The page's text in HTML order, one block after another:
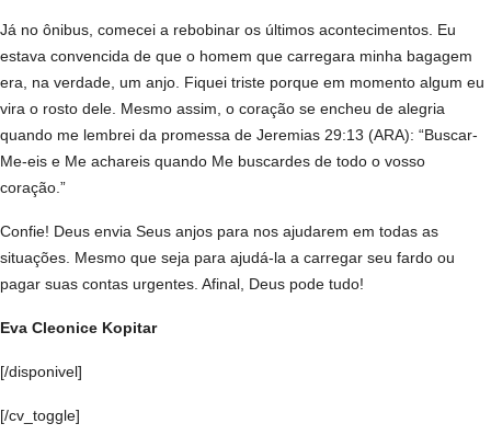
Já no ônibus, comecei a rebobinar os últimos acontecimentos. Eu
estava convencida de que o homem que carregara minha bagagem
era, na verdade, um anjo. Fiquei triste porque em momento algum eu
vira o rosto dele. Mesmo assim, o coração se encheu de alegria
quando me lembrei da promessa de Jeremias 29:13 (ARA): “Buscar-
Me-eis e Me achareis quando Me buscardes de todo o vosso
coração.”
Confie! Deus envia Seus anjos para nos ajudarem em todas as
situações. Mesmo que seja para ajudá-la a carregar seu fardo ou
pagar suas contas urgentes. Afinal, Deus pode tudo!
Eva Cleonice Kopitar
[/disponivel]
[/cv_toggle]